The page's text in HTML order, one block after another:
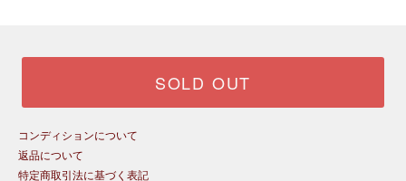
SOLD OUT
コンディションについて
返品について
特定商取引法に基づく表記